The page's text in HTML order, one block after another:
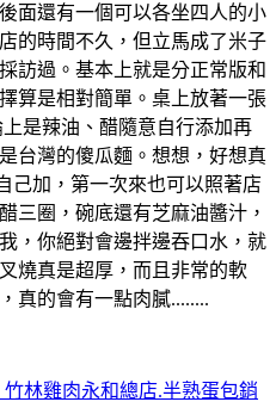
面還有一個可以各坐四人的小
的時間不久，但立馬成了米子
訪過。基本上就是分正常版和
算是相對簡單。桌上放著一張
是辣油、醋隨意自行添加再
台灣的傻瓜麵。想想，好想真
己加，第一次來也可以照著店
三圈，碗底還有芝麻油醬汁，
，你絕對會邊拌邊吞口水，就
燒真是超厚，而且非常的軟
真的會有一點肉膩........
竹林雞肉永和總店.半熟蛋包銷